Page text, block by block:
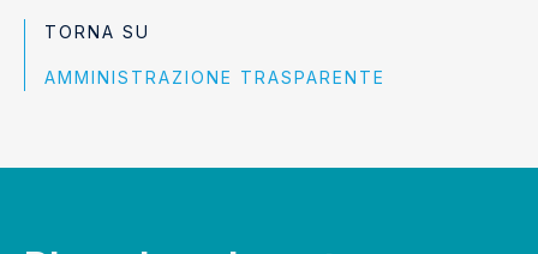
TORNA SU
AMMINISTRAZIONE TRASPARENTE